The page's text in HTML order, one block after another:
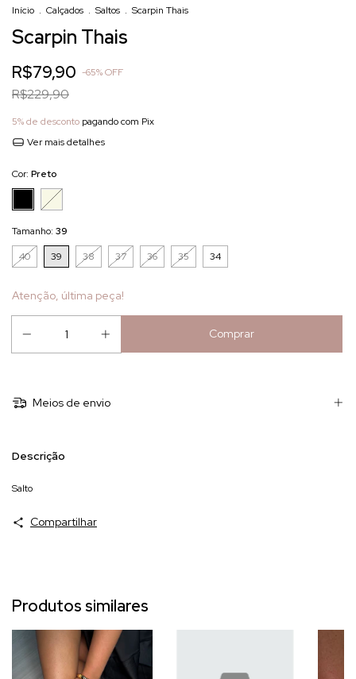
Início . Calçados . Saltos . Scarpin Thais
Scarpin Thais
R$79,90 -65%OFF
R$229,90
5% de desconto pagando com Pix
Ver mais detalhes
Cor: Preto
Tamanho: 39
40
39 38 37 36 35 34
Atenção, última peça!
Meios de envio
Descrição
Salto
Compartilhar
Produtos similares